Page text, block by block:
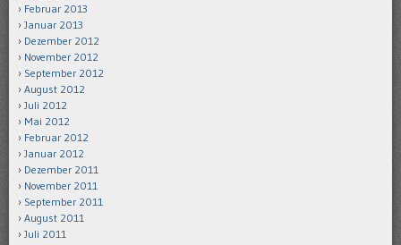
Februar 2013
Januar 2013
Dezember 2012
November 2012
September 2012
August 2012
Juli 2012
Mai 2012
Februar 2012
Januar 2012
Dezember 2011
November 2011
September 2011
August 2011
Juli 2011